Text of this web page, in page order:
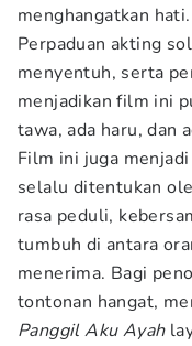
menghangatkan hati.
Perpaduan akting
menyentuh, serta
menjadikan film ini
tawa, ada haru, dan
Film ini juga
selalu ditentukan
rasa peduli,
tumbuh di antara
menerima. Bagi
tontonan hangat,
Panggil Aku Ayah